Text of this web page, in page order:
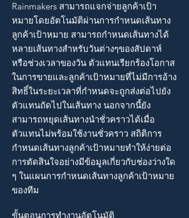
Rainmakers สามารถแจกจ่ายลูกค้าเป้า
หมายโดยอัตโนมัติผ่านการกำหนดเส้นทาง
ลูกค้าเป้าหมาย สามารถกำหนดเส้นทางได้
หลายเส้นทางสำหรับวันต่างๆของสัปดาห์
หรือช่วงเวลาของวัน ตัวแทนเรียกร้องโอกาส
ในการขายและลูกค้าเป้าหมายที่ไม่มีการอ้าง
สิทธิ์ในระยะเวลาที่กำหนดจะถูกส่งต่อไปยัง
ตัวแทนถัดไปในเส้นทาง นอกจากนี้ยัง
สามารถหยุดเส้นทางนำชั่วคราวได้เมื่อ
ตัวแทนไม่พร้อมใช้งานชั่วคราว สถิติการ
กำหนดเส้นทางลูกค้าเป้าหมายทำให้ง่ายต่อ
การตัดสินใจอย่างมีข้อมูลเกี่ยวกับช่องว่างใด
ๆ ในแผนการกำหนดเส้นทางลูกค้าเป้าหมาย
ของทีม
ขั้นตอนการทำงานอัตโนมัติ